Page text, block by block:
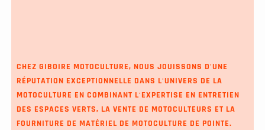
CHEZ GIBOIRE MOTOCULTURE, NOUS JOUISSONS D'UNE
RÉPUTATION EXCEPTIONNELLE DANS L'UNIVERS DE LA
MOTOCULTURE EN COMBINANT L'EXPERTISE EN ENTRETIEN
DES ESPACES VERTS, LA VENTE DE MOTOCULTEURS ET LA
FOURNITURE DE MATÉRIEL DE MOTOCULTURE DE POINTE.